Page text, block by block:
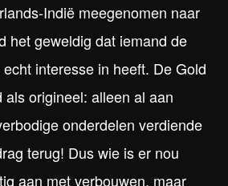
Indië meegenomen naar
het geweldig dat iemand de
interesse in heeft. De Gold
origineel: alleen al aan
onderdelen verdiende
terug! Dus wie is er nou
aan met verbouwen, maar